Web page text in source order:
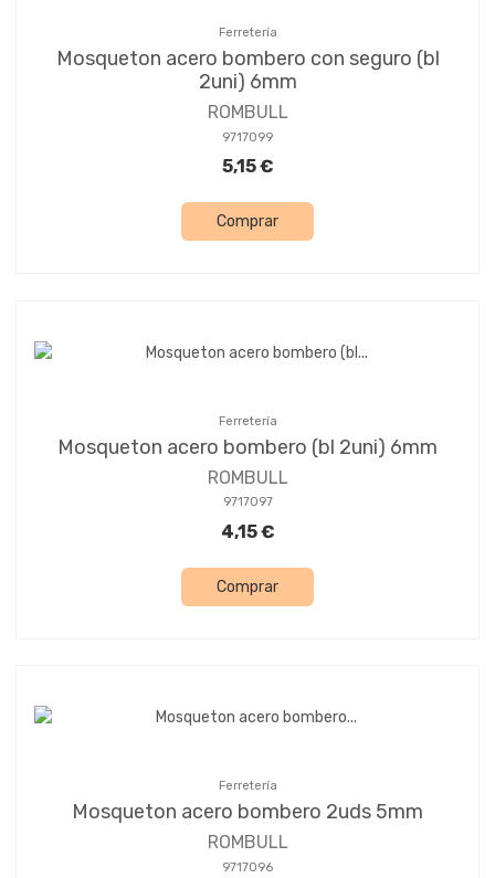
Ferretería
Mosqueton acero bombero con seguro (bl
2uni) 6mm
ROMBULL
9717099
5,15 €
Comprar
Ferretería
Mosqueton acero bombero (bl 2uni) 6mm
ROMBULL
9717097
4,15 €
Comprar
Ferretería
Mosqueton acero bombero 2uds 5mm
ROMBULL
9717096